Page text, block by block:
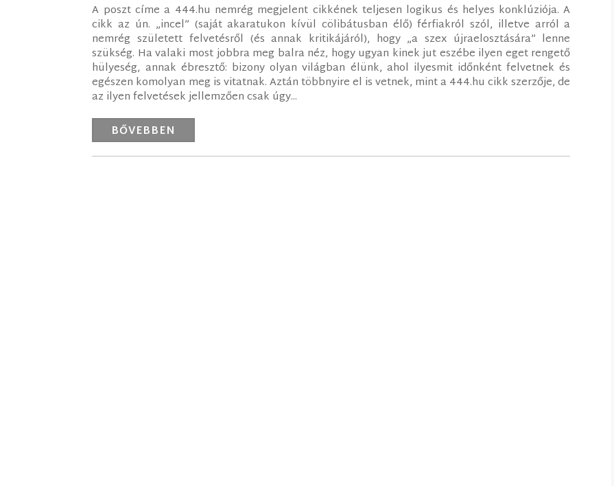
A poszt címe a 444.hu nemrég megjelent cikkének teljesen logikus és helyes konklúziója. A
cikk az ún. „incel” (saját akaratukon kívül cölibátusban élő) férfiakról szól, illetve arról a
nemrég született felvetésről (és annak kritikájáról), hogy „a szex újraelosztására” lenne
szükség. Ha valaki most jobbra meg balra néz, hogy ugyan kinek jut eszébe ilyen eget rengető
hülyeség, annak ébresztő: bizony olyan világban élünk, ahol ilyesmit időnként felvetnek és
egészen komolyan meg is vitatnak. Aztán többnyire el is vetnek, mint a 444.hu cikk szerzője, de
az ilyen felvetések jellemzően csak úgy...
BŐVEBBEN